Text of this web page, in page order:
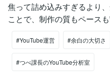
焦って詰め込みすぎるより
ことで、制作の質もペース
#YouTube運営 #余白の大切さ
#つべ課長のYouTube分析室